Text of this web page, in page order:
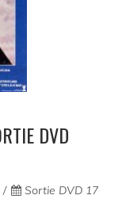
DVD
Sortie DVD 17